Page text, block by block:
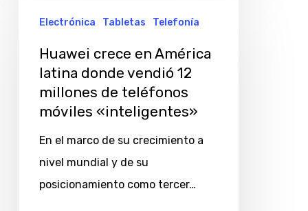
crece
América
latina
donde
vendió
millones
Electrónica Tabletas Telefonía
Huawei crece en América
latina donde vendió 12
millones de teléfonos
móviles «inteligentes»
En el marco de su crecimiento a
nivel mundial y de su
posicionamiento como tercer…